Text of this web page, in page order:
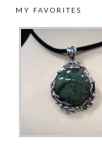
MY FAVORITES